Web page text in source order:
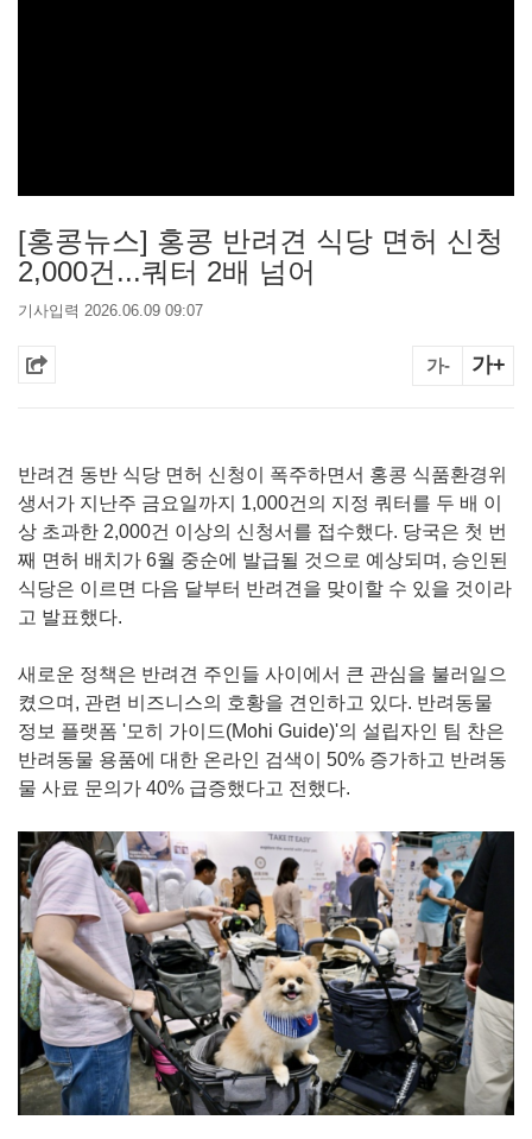
[홍콩뉴스] 홍콩 반려견 식당 면허 신청
2,000건...쿼터 2배 넘어
기사입력 2026.06.09 09:07
가- 가+
반려견 동반 식당 면허 신청이 폭주하면서 홍콩 식품환경위
생서가 지난주 금요일까지 1,000건의 지정 쿼터를 두 배 이
상 초과한 2,000건 이상의 신청서를 접수했다. 당국은 첫 번
째 면허 배치가 6월 중순에 발급될 것으로 예상되며, 승인된
식당은 이르면 다음 달부터 반려견을 맞이할 수 있을 것이라
고 발표했다.
새로운 정책은 반려견 주인들 사이에서 큰 관심을 불러일으
켰으며, 관련 비즈니스의 호황을 견인하고 있다. 반려동물
정보 플랫폼 '모히 가이드(Mohi Guide)'의 설립자인 팀 찬은
반려동물 용품에 대한 온라인 검색이 50% 증가하고 반려동
물 사료 문의가 40% 급증했다고 전했다.